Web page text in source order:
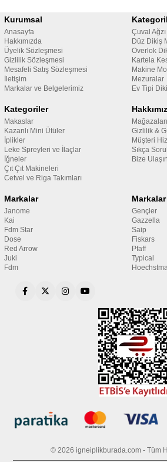
Kurumsal
Anasayfa
Hakkımızda
Üyelik Sözleşmesi
Gizlilik Sözleşmesi
Mesafeli Satış Sözleşmesi
İletişim
Markalar ve Belgelerimiz
Çuval
Düz Dikiş
Overlok
Kartela
Makine
Mezuralar
Ev Tipi
Kategoriler
Makaslar
Kazanlı Mini Ütüler
İplikler
Leke Spreyleri ve İlaçlar
İğneler
Çıt Çıt Makineleri
Cetvel ve Riga Takımları
Gizlilik &
Müşteri
Sıkça
Bize Ulaşın
Markalar
Janome
Kai
Fdm Star
Dose
Red Arrow
Juki
Fdm
Markalar
Gençler
Gazzella
Saip
Fiskars
Pfaff
Typical
© 2026 igneiplikburada.com - Tüm